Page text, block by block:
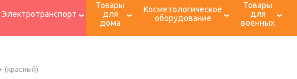
Электротранспорт
Товары
для
дома
Косметологическое
оборудование
Товары
для
военных
(красный)